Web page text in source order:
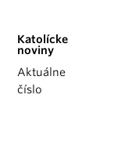
Katolícke
noviny
Aktuálne
číslo